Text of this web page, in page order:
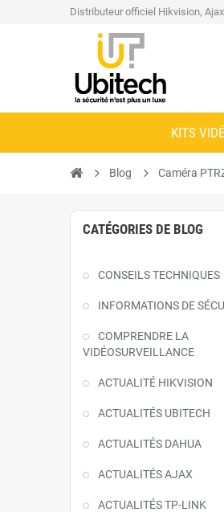
Distributeur officiel Hikvision,
KITS
Blog Caméra
CATÉGORIES DE BLOG
CONSEILS TECHNIQUES
INFORMATIONS DE
COMPRENDRE LA
VIDÉOSURVEILLANCE
ACTUALITÉ HIKVISION
ACTUALITÉS UBITECH
ACTUALITÉS DAHUA
ACTUALITÉS AJAX
ACTUALITÉS TP-LINK